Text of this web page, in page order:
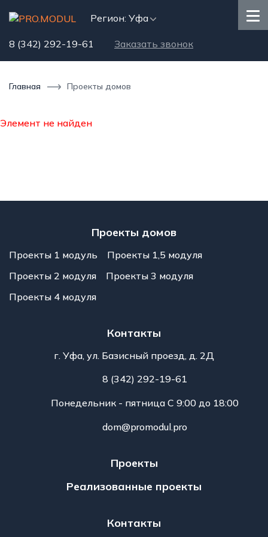
Регион: Уфа
8 (342) 292-19-61 Заказать звонок
Главная Проекты домов
Элемент не найден
Проекты домов
Проекты 1 модуль
Проекты 1,5 модуля
Проекты 2 модуля
Проекты 3 модуля
Проекты 4 модуля
Контакты
г. Уфа, ул. Базисный проезд, д. 2Д
8 (342) 292-19-61
Понедельник - пятница С 9:00 до 18:00
dom@promodul.pro
Проекты
Реализованные проекты
Контакты